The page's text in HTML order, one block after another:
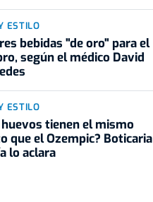
ESTILO
bebidas "de oro" para el
según el médico David
ESTILO
huevos tienen el mismo
que el Ozempic? Boticaria
lo aclara